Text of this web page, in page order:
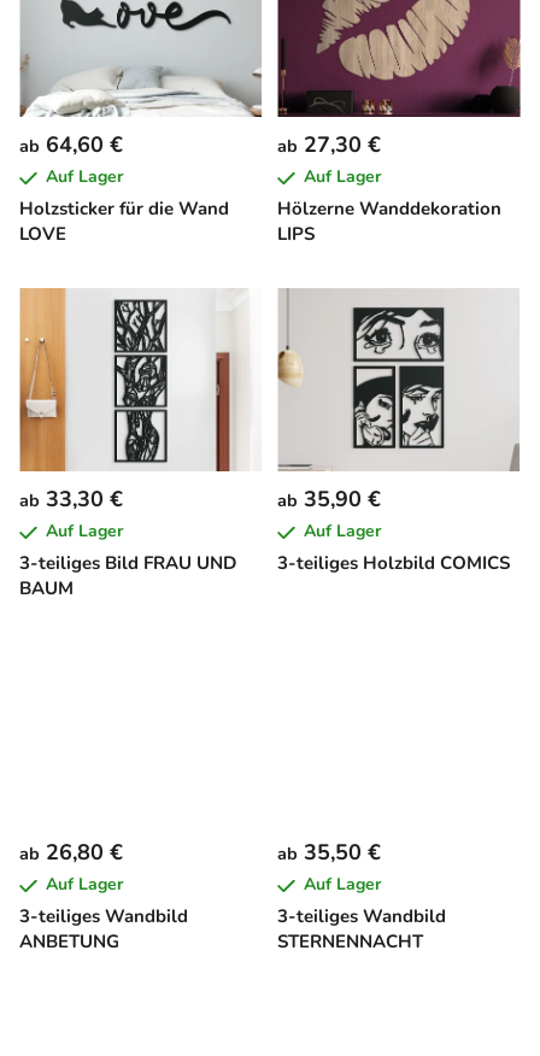
Holzsticker für die Wand
LOVE
ab 64,60 €
Auf Lager
Hölzerne Wanddekoration
LIPS
ab 27,30 €
Auf Lager
3-teiliges Bild FRAU UND
BAUM
ab 33,30 €
Auf Lager
3-teiliges Holzbild COMICS
ab 35,90 €
Auf Lager
3-teiliges Wandbild
ANBETUNG
ab 26,80 €
Auf Lager
3-teiliges Wandbild
STERNENNACHT
ab 35,50 €
Auf Lager